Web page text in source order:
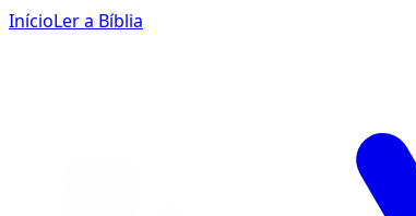
InícioLer a Bíblia